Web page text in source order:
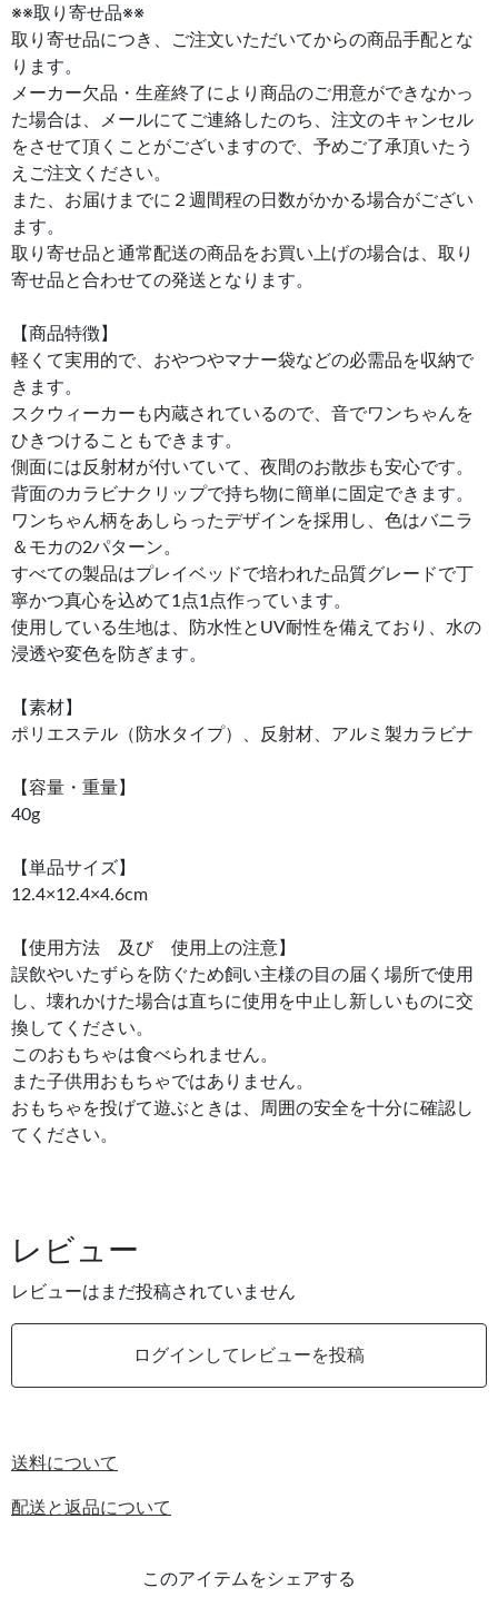
※※取り寄せ品※※
取り寄せ品につき、ご注文いただいてからの商品手配とな
ります。
メーカー欠品・生産終了により商品のご用意ができなかっ
た場合は、メールにてご連絡したのち、注文のキャンセル
をさせて頂くことがございますので、予めご了承頂いたう
えご注文ください。
また、お届けまでに２週間程の日数がかかる場合がござい
ます。
取り寄せ品と通常配送の商品をお買い上げの場合は、取り
寄せ品と合わせての発送となります。
【商品特徴】
軽くて実用的で、おやつやマナー袋などの必需品を収納で
きます。
スクウィーカーも内蔵されているので、音でワンちゃんを
ひきつけることもできます。
側面には反射材が付いていて、夜間のお散歩も安心です。
背面のカラビナクリップで持ち物に簡単に固定できます。
ワンちゃん柄をあしらったデザインを採用し、色はバニラ
＆モカの2パターン。
すべての製品はプレイベッドで培われた品質グレードで丁
寧かつ真心を込めて1点1点作っています。
使用している生地は、防水性とUV耐性を備えており、水の
浸透や変色を防ぎます。
【素材】
ポリエステル（防水タイプ）、反射材、アルミ製カラビナ
【容量・重量】
40g
【単品サイズ】
12.4×12.4×4.6cm
【使用方法 及び 使用上の注意】
誤飲やいたずらを防ぐため飼い主様の目の届く場所で使用
し、壊れかけた場合は直ちに使用を中止し新しいものに交
換してください。
このおもちゃは食べられません。
また子供用おもちゃではありません。
おもちゃを投げて遊ぶときは、周囲の安全を十分に確認し
てください。
レビュー
レビューはまだ投稿されていません
ログインしてレビューを投稿
送料について
配送と返品について
このアイテムをシェアする